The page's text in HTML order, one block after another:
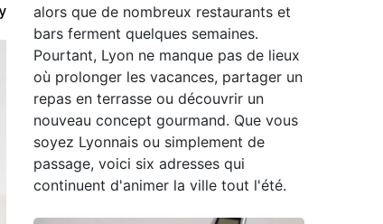
alors que de nombreux restaurants et
bars ferment quelques semaines.
Pourtant, Lyon ne manque pas de lieux
où prolonger les vacances, partager un
repas en terrasse ou découvrir un
nouveau concept gourmand. Que vous
soyez Lyonnais ou simplement de
passage, voici six adresses qui
continuent d'animer la ville tout l'été.